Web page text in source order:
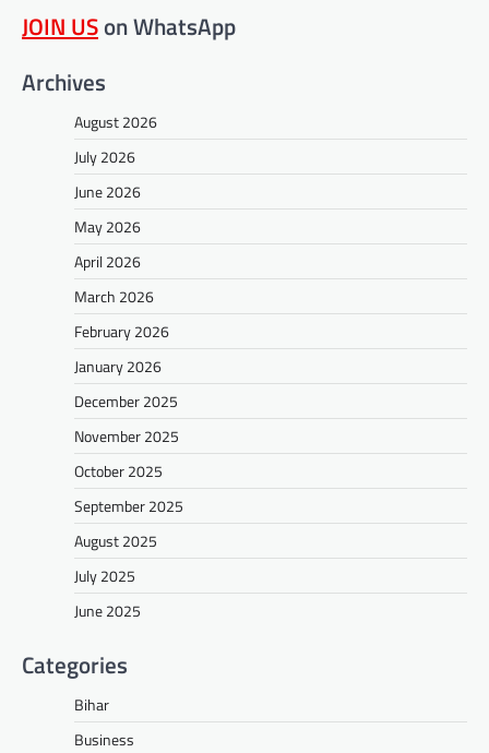
JOIN USon WhatsApp
Archives
August 2026
July 2026
June 2026
May 2026
April 2026
March 2026
February 2026
January 2026
December 2025
November 2025
October 2025
September 2025
August 2025
July 2025
June 2025
Categories
Bihar
Business